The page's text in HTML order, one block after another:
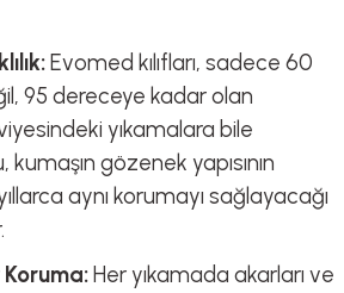
Evomed kılıfları, sadece 60
95 dereceye kadar olan
yıkamalara bile
kumaşın gözenek yapısının
aynı korumayı sağlayacağı
Her yıkamada akarları ve